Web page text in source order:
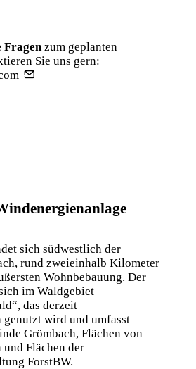
Fragen zum geplanten
Sie uns gern:
sich südwestlich der
rund zweieinhalb Kilometer
Wohnbebauung. Der
im Waldgebiet
das derzeit
wird und umfasst
Grömbach, Flächen von
Flächen der
ForstBW.